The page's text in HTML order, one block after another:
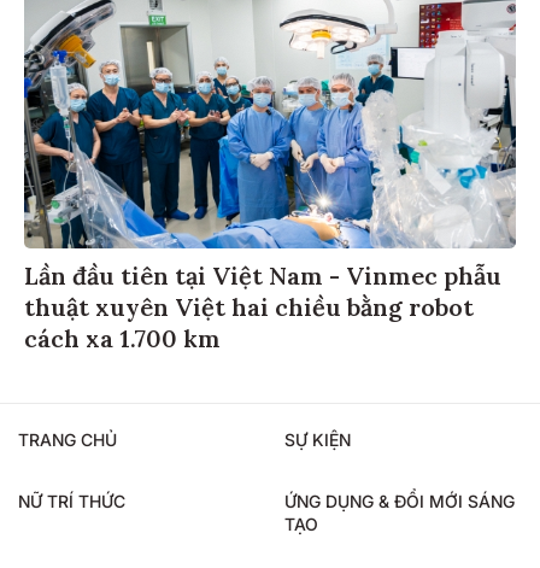
Lần đầu tiên tại Việt Nam - Vinmec phẫu
thuật xuyên Việt hai chiều bằng robot
cách xa 1.700 km
TRANG CHỦ SỰ KIỆN
NỮ TRÍ THỨC
ỨNG DỤNG & ĐỔI MỚI SÁNG
TẠO